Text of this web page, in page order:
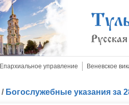
Епархиальное управление Веневское
/ Богослужебные указания за